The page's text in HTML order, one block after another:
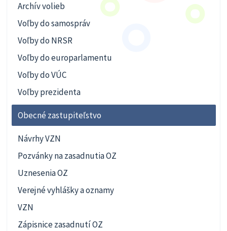
Archív volieb
Voľby do samospráv
Voľby do NRSR
Voľby do europarlamentu
Voľby do VÚC
Voľby prezidenta
Obecné zastupiteľstvo
Návrhy VZN
Pozvánky na zasadnutia OZ
Uznesenia OZ
Verejné vyhlášky a oznamy
VZN
Zápisnice zasadnutí OZ